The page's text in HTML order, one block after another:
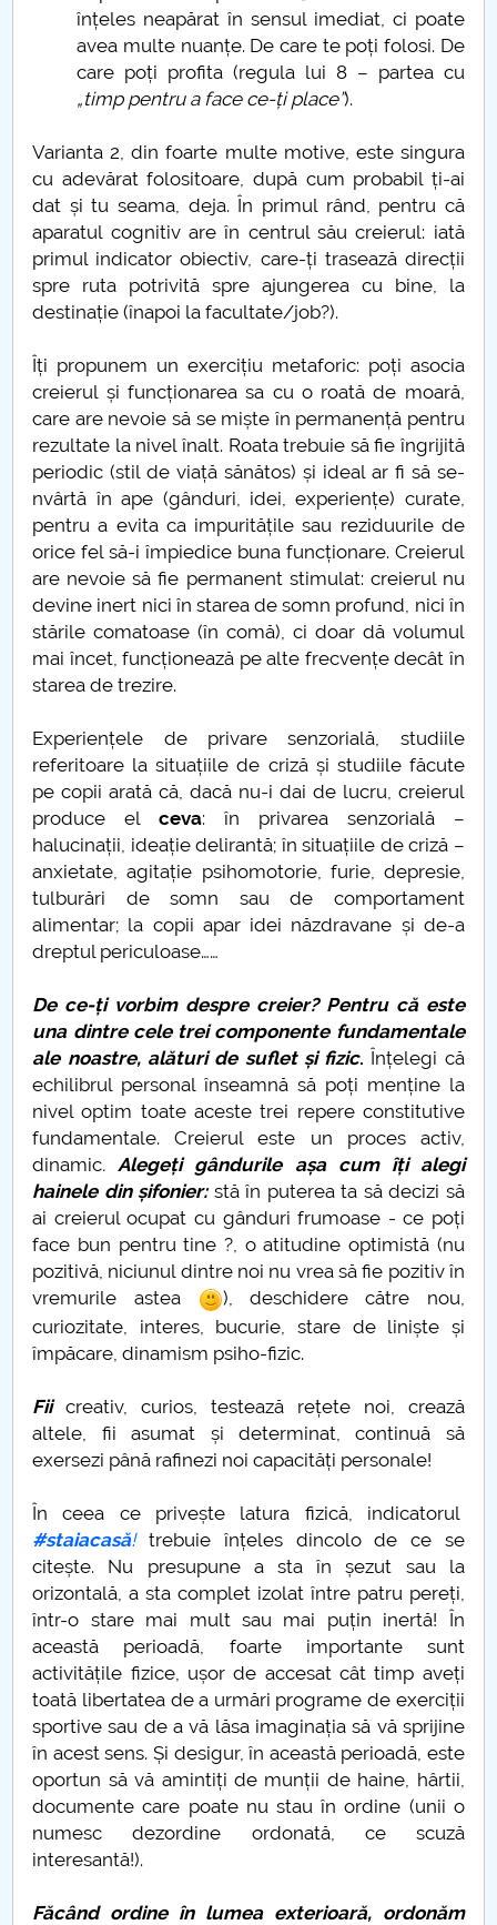
Pandemie și simptome – o analiză semiotică
Simboluri care să reziste ȋn vremuri de pandemie
Simone de Beauvoir
Părerea sau opinia profesorilor de la UPIT contează
Poate fi un calculator conștient?
Despre schimbări... tehnologice și nu numai...
CARPE DIEM
Etica spirituala. Stiinta de a sarbatori Craciunul
Eminescu nu a fost...
Câte strofe are Luceafarul?
ANIVERSAREA A 162 DE ANI DE LA UNIREA
PRINCIPATELOR ROMÂNE
“CAZUL” ŞTIINŢELOR UMANE. O PLEDOARIE
PRECAUTĂ
Ce mai rămâne uman în transumanism
Thomas Molnar
In memoriam Luiza Petre PARVAN
Un model socio-politic deformat
Nu se practica libertatea, nu exista proces dialogic
POVESTEA CENTRULUI GEOGRAFIC AL ROMANIEI
I’m a trainer. What’s your superpower?
Neuroplasticitate în educație? Despre pasivitate și
noi obiceiuri
Cassandre și profeți
Universitate 4.0
înțeles neapărat în sensul imediat, ci poate
avea multe nuanțe. De care te poți folosi. De
care poți profita (regula lui 8 – partea cu
„timp pentru a face ce-ți place”).
Varianta 2, din foarte multe motive, este singura
cu adevărat folositoare, după cum probabil ți-ai
dat și tu seama, deja. În primul rând, pentru că
aparatul cognitiv are în centrul său creierul: iată
primul indicator obiectiv, care-ți trasează direcții
spre ruta potrivită spre ajungerea cu bine, la
destinație (înapoi la facultate/job?).
Îți propunem un exercițiu metaforic: poți asocia
creierul și funcționarea sa cu o roată de moară,
care are nevoie să se miște în permanență pentru
rezultate la nivel înalt. Roata trebuie să fie îngrijită
periodic (stil de viață sănătos) și ideal ar fi să se-
nvârtă în ape (gânduri, idei, experiențe) curate,
pentru a evita ca impuritățile sau reziduurile de
orice fel să-i împiedice buna funcționare. Creierul
are nevoie să fie permanent stimulat: creierul nu
devine inert nici în starea de somn profund, nici în
stările comatoase (în comă), ci doar dă volumul
mai încet, funcționează pe alte frecvențe decât în
starea de trezire.
Experiențele de privare senzorială, studiile
referitoare la situațiile de criză și studiile făcute
pe copii arată că, dacă nu-i dai de lucru, creierul
produce elceva: în privarea senzorială –
halucinații, ideație delirantă; în situațiile de criză –
anxietate, agitație psihomotorie, furie, depresie,
tulburări de somn sau de comportament
alimentar; la copii apar idei năzdravane și de-a
dreptul periculoase……
De ce-ți vorbim despre creier? Pentru că este
una dintre cele trei componente fundamentale
ale noastre, alături de suflet și fizic. Înțelegi că
echilibrul personal înseamnă să poți menține la
nivel optim toate aceste trei repere constitutive
fundamentale. Creierul este un proces activ,
dinamic.Alegeți gândurile așa cum îți alegi
hainele din șifonier:stă în puterea ta să decizi să
ai creierul ocupat cu gânduri frumoase - ce poți
face bun pentru tine ?, o atitudine optimistă (nu
pozitivă, niciunul dintre noi nu vrea să fie pozitiv în
vremurile astea
), deschidere către nou,
curiozitate, interes, bucurie, stare de liniște și
împăcare, dinamism psiho-fizic.
Fiicreativ, curios, testează rețete noi, crează
altele, fii asumat și determinat, continuă să
exersezi până rafinezi noi capacități personale!
În ceea ce privește latura fizică, indicatorul
#staiacasă!trebuie înțeles dincolo de ce se
citește. Nu presupune a sta în șezut sau la
orizontală, a sta complet izolat între patru pereți,
într-o stare mai mult sau mai puțin inertă! În
această perioadă, foarte importante sunt
activitățile fizice, ușor de accesat cât timp aveți
toată libertatea de a urmări programe de exerciții
sportive sau de a vă lăsa imaginația să vă sprijine
în acest sens. Și desigur, în această perioadă, este
oportun să vă amintiți de munții de haine, hârtii,
documente care poate nu stau în ordine (unii o
numesc dezordine ordonată, ce scuză
interesantă!).
Făcând ordine în lumea exterioară, ordonăm